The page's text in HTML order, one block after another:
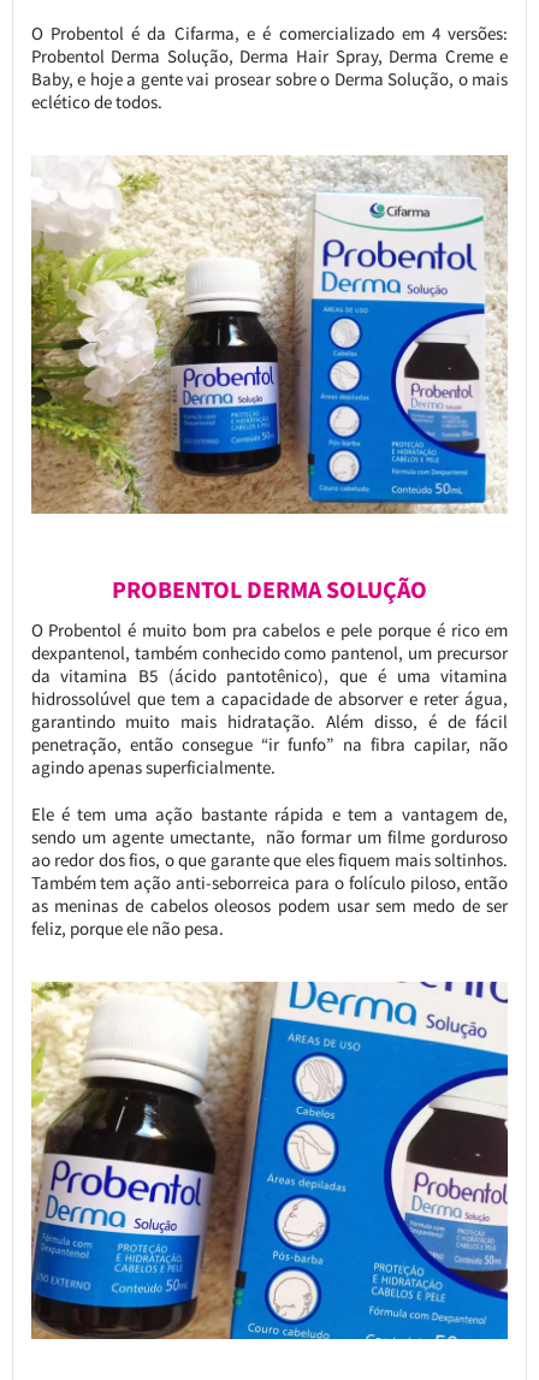
O Probentol é da Cifarma, e é comercializado em 4 versões:
Probentol Derma Solução, Derma Hair Spray, Derma Creme e
Baby, e hoje a gente vai prosear sobre o Derma Solução, o mais
eclético de todos.
PROBENTOL DERMA SOLUÇÃO
O Probentol é muito bom pra cabelos e pele porque é rico em
dexpantenol, também conhecido como pantenol, um precursor
da vitamina B5 (ácido pantotênico), que é uma vitamina
hidrossolúvel que tem a capacidade de absorver e reter água,
garantindo muito mais hidratação. Além disso, é de fácil
penetração, então consegue “ir funfo” na fibra capilar, não
agindo apenas superficialmente.
Ele é tem uma ação bastante rápida e tem a vantagem de,
sendo um agente umectante, não formar um filme gorduroso
ao redor dos fios, o que garante que eles fiquem mais soltinhos.
Também tem ação anti-seborreica para o folículo piloso, então
as meninas de cabelos oleosos podem usar sem medo de ser
feliz, porque ele não pesa.